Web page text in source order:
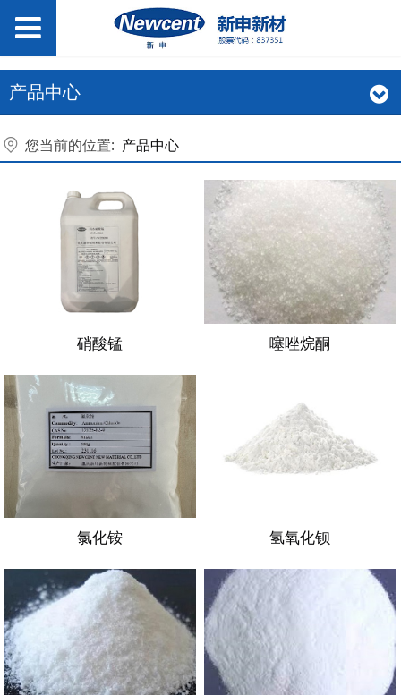
产品中心
您当前的位置: 产品中心
硝酸锰 噻唑烷酮
氯化铵 氢氧化钡